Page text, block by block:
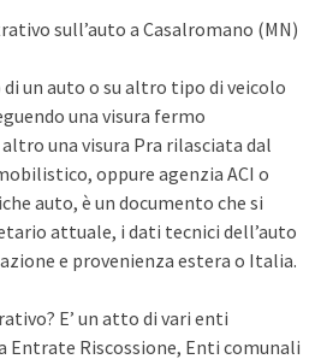
sull’auto a Casalromano (MN)
un auto o su altro tipo di veicolo
una visura fermo
una visura Pra rilasciata dal
oppure agenzia ACI o
auto, è un documento che si
attuale, i dati tecnici dell’auto
e provenienza estera o Italia.
E’ un atto di vari enti
Entrate Riscossione, Enti comunali